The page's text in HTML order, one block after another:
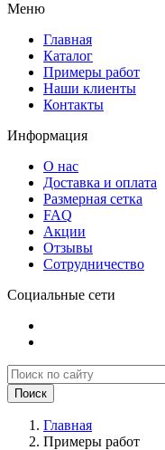
Меню
Главная
Каталог
Примеры работ
Наши клиенты
Контакты
Информация
О нас
Доставка и оплата
Размерная сетка
FAQ
Акции
Отзывы
Сотрудничество
Социальные сети
Поиск
Главная
Примеры работ